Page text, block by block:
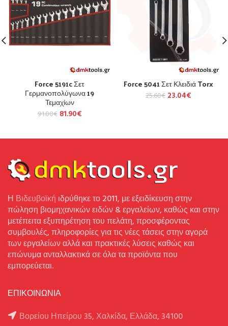
Force 5191c Σετ
Γερμανοπολύγωνα 19
Τεμαχίων
91.00€ 81.90€
Force 5041 Σετ Κλειδιά Torx
25.60€ 23.04€
Η Βιδευβοϊκή ιδρύθηκε το 2011, με εξειδίκευση στην
πώληση βιομηχανικών ειδών & εργαλείων, καθώς και στην
μετέπειτα εξυπηρέτηση του πελάτη, προσφέροντας
συμβουλές, πληροφορίες για τις νέες τάσεις στην αγορά
των εργαλείων αλλά και πρακτικές λύσεις καθώς και
επώνυμα ανταλλακτικά σε όλα τα προϊόντα που
εμπορεύεται.
ΕΠΙΚΟΙΝΩΝΙΑ
Βορείου Ηπείρου 35, Χαλκίδα, Ελλάδα, 34100